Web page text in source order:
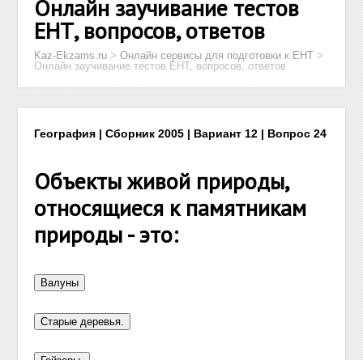
Онлайн заучивание тестов
ЕНТ, вопросов, ответов
Kaz-Ekzams.ru >Онлайн сервисы для подготовки к ЕНТ >
Онлайн заучивание тестов ЕНТ, вопросов, ответов
География | Сборник 2005 | Вариант 12 | Вопрос 24
Объекты живой природы,
относящиеся к памятникам
природы - это: